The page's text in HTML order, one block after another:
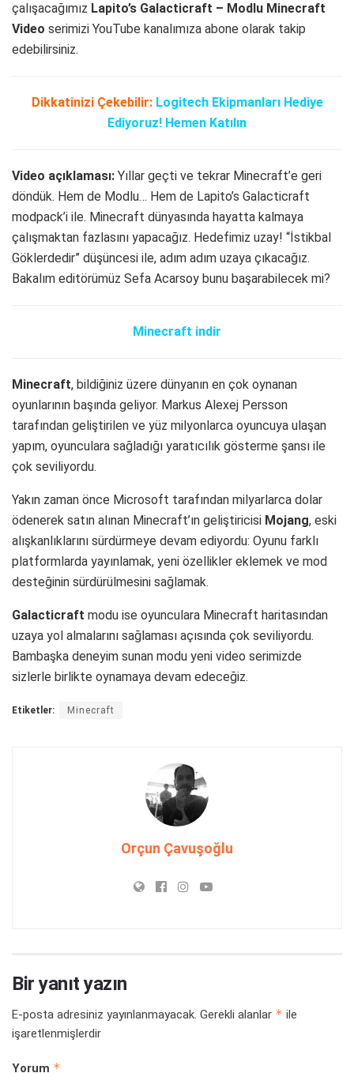
çalışacağımız Lapito’s Galacticraft – Modlu Minecraft
Video serimizi YouTube kanalımıza abone olarak takip
edebilirsiniz.
Dikkatinizi Çekebilir: Logitech Ekipmanları Hediye
Ediyoruz! Hemen Katılın
Video açıklaması: Yıllar geçti ve tekrar Minecraft’e geri
döndük. Hem de Modlu… Hem de Lapito’s Galacticraft
modpack’i ile. Minecraft dünyasında hayatta kalmaya
çalışmaktan fazlasını yapacağız. Hedefimiz uzay! “İstikbal
Göklerdedir” düşüncesi ile, adım adım uzaya çıkacağız.
Bakalım editörümüz Sefa Acarsoy bunu başarabilecek mi?
Minecraft indir
Minecraft, bildiğiniz üzere dünyanın en çok oynanan
oyunlarının başında geliyor. Markus Alexej Persson
tarafından geliştirilen ve yüz milyonlarca oyuncuya ulaşan
yapım, oyunculara sağladığı yaratıcılık gösterme şansı ile
çok seviliyordu.
Yakın zaman önce Microsoft tarafından milyarlarca dolar
ödenerek satın alınan Minecraft’ın geliştiricisi Mojang, eski
alışkanlıklarını sürdürmeye devam ediyordu: Oyunu farklı
platformlarda yayınlamak, yeni özellikler eklemek ve mod
desteğinin sürdürülmesini sağlamak.
Galacticraft modu ise oyunculara Minecraft haritasından
uzaya yol almalarını sağlaması açısında çok seviliyordu.
Bambaşka deneyim sunan modu yeni video serimizde
sizlerle birlikte oynamaya devam edeceğiz.
Etiketler: Minecraft
Orçun Çavuşoğlu
Bir yanıt yazın
E-posta adresiniz yayınlanmayacak. Gerekli alanlar * ile
işaretlenmişlerdir
Yorum *